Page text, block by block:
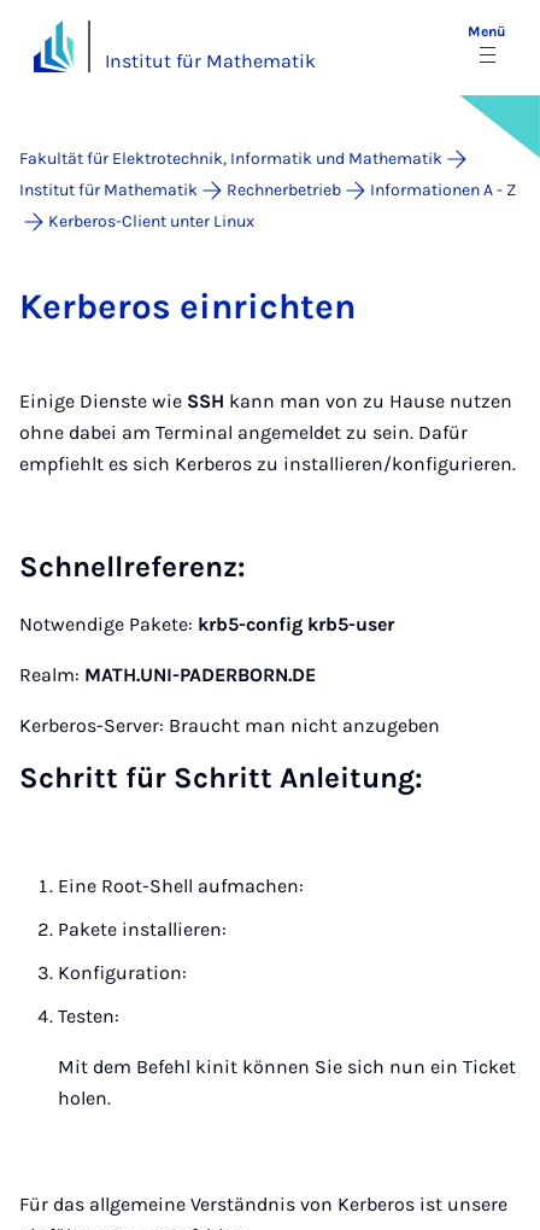
Institut für Mathematik
Menü
Fakultät für Elektrotechnik, Informatik und Mathematik
Institut für Mathematik
Rechnerbetrieb
Informationen A - Z
Kerberos-Client unter Linux
Ker­be­ros ein­rich­ten
Einige Dienste wie SSH kann man von zu Hause nutzen
ohne dabei am Terminal angemeldet zu sein. Dafür
empfiehlt es sich Kerberos zu installieren/konfigurieren.
Schnellreferenz:
Notwendige Pakete: krb5-config krb5-user
Realm: MATH.UNI-PADERBORN.DE
Kerberos-Server: Braucht man nicht anzugeben
Schritt für Schritt Anleitung:
Eine Root-Shell aufmachen:
Pakete installieren:
Konfiguration:
Testen:
Mit dem Befehl kinit können Sie sich nun ein Ticket
holen.
Für das allgemeine Verständnis von Kerberos ist unsere